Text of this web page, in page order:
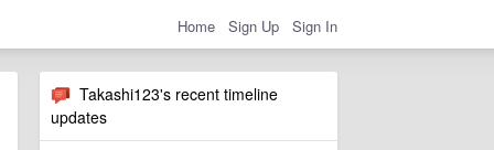
Home Sign Up Sign In
Takashi123's recent timeline
updates